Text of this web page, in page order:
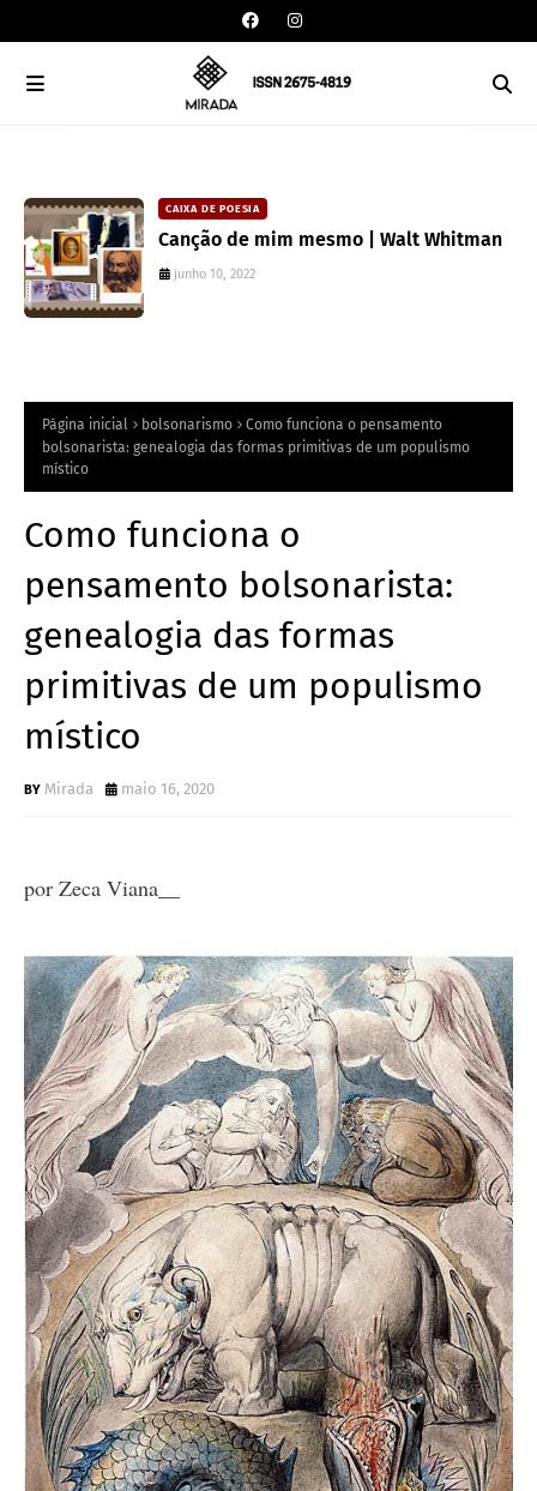
CAIXA DE POESIA
Canção de mim mesmo | Walt Whitman
junho 10, 2022
Página inicial bolsonarismo
Como funciona o pensamento
bolsonarista: genealogia das formas primitivas de um populismo
místico
Como funciona o
pensamento bolsonarista:
genealogia das formas
primitivas de um populismo
místico
Mirada maio 16, 2020
por Zeca Viana__